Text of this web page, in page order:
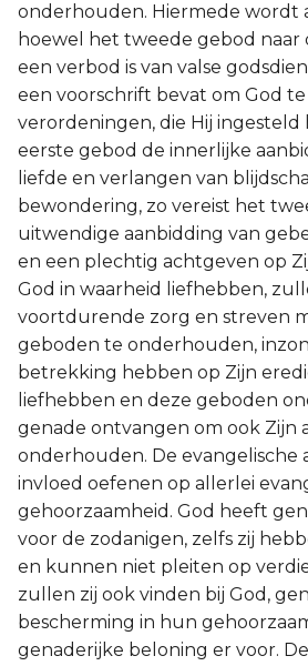
onderhouden. Hiermede wordt
hoewel het tweede gebod naar
een verbod is van valse
een voorschrift bevat om God
verordeningen, die Hij ingesteld
eerste gebod de innerlijke
liefde en verlangen van
bewondering, zo vereist het
uitwendige aanbidding van
en een plechtig achtgeven op
God in waarheid liefhebben,
voortdurende zorg en streven
geboden te onderhouden,
betrekking hebben op Zijn
liefhebben en deze geboden
genade ontvangen om ook Zijn
onderhouden. De evangelische
invloed oefenen op allerlei
gehoorzaamheid. God heeft
voor de zodanigen, zelfs zij
en kunnen niet pleiten op
zullen zij ook vinden bij God,
bescherming in hun
genaderijke beloning er voor.